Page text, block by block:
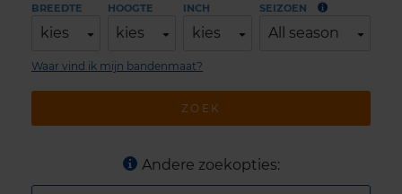
BREEDTE
kies
HOOGTE
kies
INCH
kies
SEIZOEN
All season
ZOEK
Waar vind ik mijn bandenmaat?
Andere zoekopties: